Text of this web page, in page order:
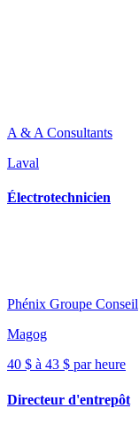
A & A Consultants
Laval
Électrotechnicien
Phénix Groupe Conseil
Magog
40 $ à 43 $ par heure
Directeur d'entrepôt